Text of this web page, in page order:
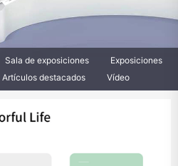
Sala de exposiciones
Exposiciones
Artículos destacados Vídeo